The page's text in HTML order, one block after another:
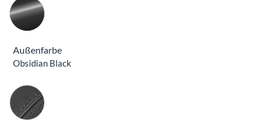
Außenfarbe
Obsidian Black
Innenausstattung